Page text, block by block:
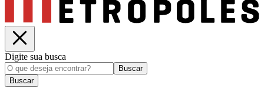
Digite sua busca
Buscar
Buscar